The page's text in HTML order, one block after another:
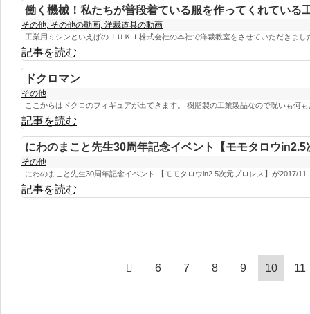
働く機械！私たちが普段着ている服を作ってくれている
その他, その他の動画, 洋裁道具の動画
工業用ミシンといえばのＪＵＫＩ株式会社の本社で洋裁教室をさせていただきまし
記事を読む
ドクロマン
その他
ここからはドクロのフィギュアが出てきます。 樹脂製の工業製品なので呪いも何
記事を読む
にわのまこと先生30周年記念イベント【モモタロウ
その他
にわのまこと先生30周年記念イベント 【モモタロウin2.5次元プロレス】が2017/
記事を読む
6 7 8 9 10 11